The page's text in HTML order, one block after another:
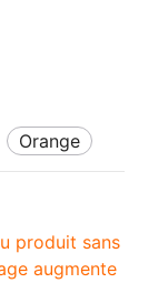
orange
produit sans
augmente